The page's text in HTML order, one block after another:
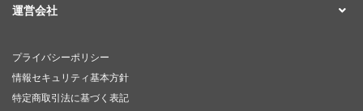
運営会社
プライバシーポリシー
情報セキュリティ基本方針
特定商取引法に基づく表記